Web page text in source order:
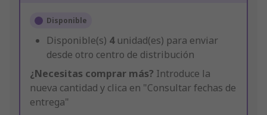
Disponible
Disponible(s) 4 unidad(es) para enviar
desde otro centro de distribución
¿Necesitas comprar más? Introduce la
nueva cantidad y clica en "Consultar fechas de
entrega"